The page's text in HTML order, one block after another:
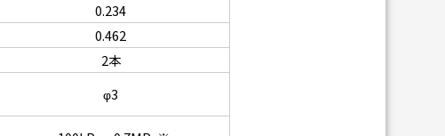
0.234
0.462
2本
φ3